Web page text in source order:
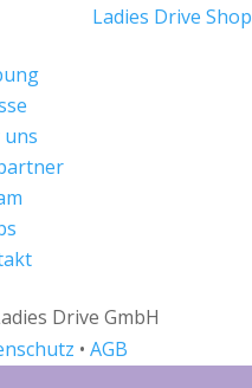
Ladies Drive Shop
Drive GmbH
• AGB